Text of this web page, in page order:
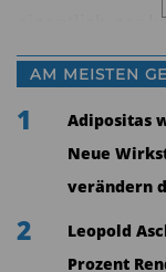
eigentlich gar
haben. Spies
und kauft
betreffenden
sind. Und er
erholt haben.
seinem
AM MEISTEN
1
Adipositas
Neue
verändern
2
Leopold
Prozent